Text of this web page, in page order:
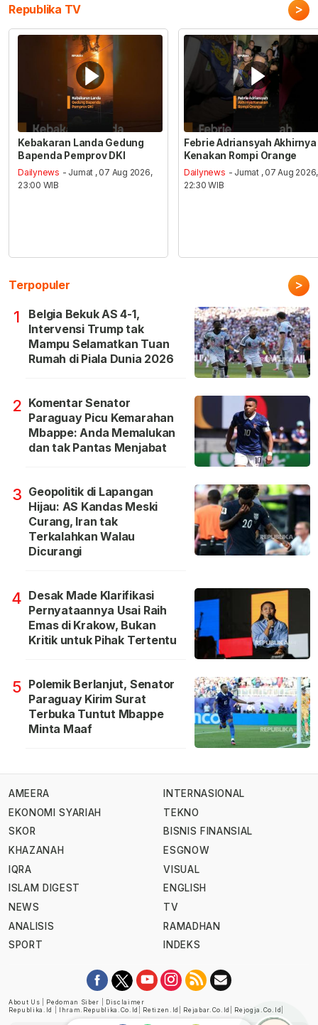
Republika TV >
Kebakaran Landa Gedung
Bapenda Pemprov DKI
Dailynews - Jumat , 07 Aug 2026,
23:00 WIB
Febrie Adriansyah Akhirnya
Kenakan Rompi Orange
Dailynews - Jumat , 07 Aug 2026,
22:30 WIB
Terpopuler >
1
Belgia Bekuk AS 4-1,
Intervensi Trump tak
Mampu Selamatkan Tuan
Rumah di Piala Dunia 2026
2 Komentar Senator
Paraguay Picu Kemarahan
Mbappe: Anda Memalukan
dan tak Pantas Menjabat
3 Geopolitik di Lapangan
Hijau: AS Kandas Meski
Curang, Iran tak
Terkalahkan Walau
Dicurangi
4 Desak Made Klarifikasi
Pernyataannya Usai Raih
Emas di Krakow, Bukan
Kritik untuk Pihak Tertentu
5 Polemik Berlanjut, Senator
Paraguay Kirim Surat
Terbuka Tuntut Mbappe
Minta Maaf
AMEERA
EKONOMI SYARIAH
SKOR
KHAZANAH
IQRA
ISLAM DIGEST
NEWS
ANALISIS
SPORT
INTERNASIONAL
TEKNO
BISNIS FINANSIAL
ESGNOW
VISUAL
ENGLISH
TV
RAMADHAN
INDEKS
About Us Pedoman Siber
Disclaimer
Republika.id
Ihram.republika.co.id Retizen.id Rejabar.co.id Rejogja.co.id